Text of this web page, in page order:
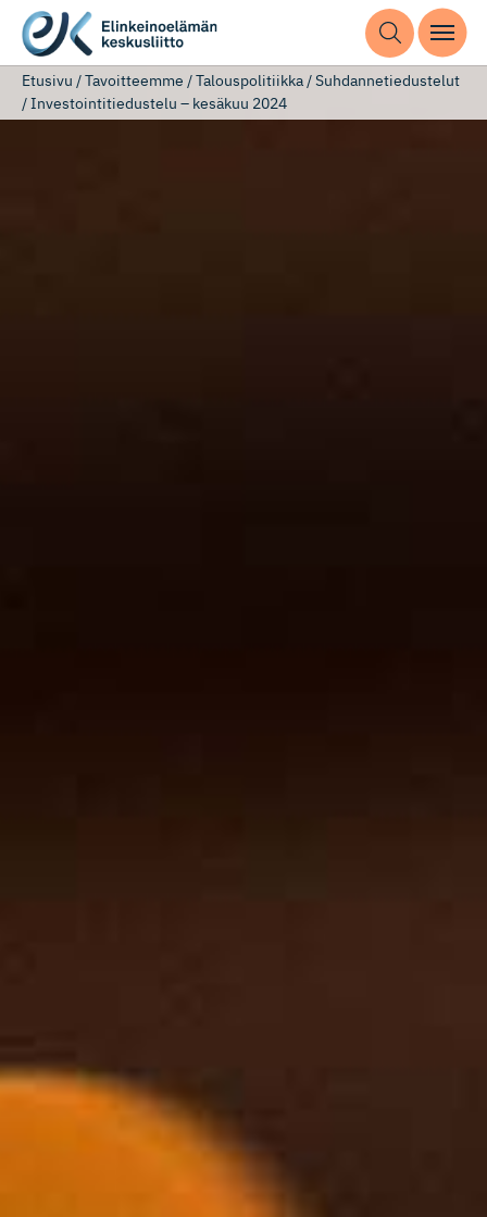
Etusivu /Tavoitteemme /Talouspolitiikka/Suhdannetiedustelut
/Investointitiedustelu – kesäkuu 2024